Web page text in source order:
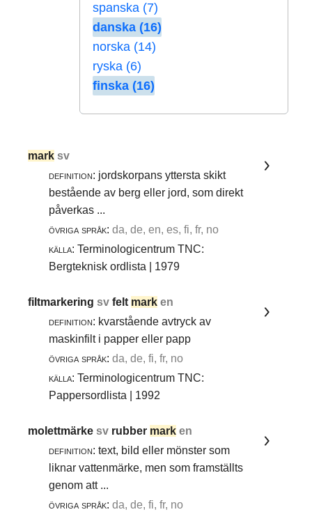
spanska (7)
danska (16)
norska (14)
ryska (6)
finska (16)
mark sv
definition: jordskorpans yttersta skikt
bestående av berg eller jord, som direkt
påverkas ...
övriga språk: da, de, en, es, fi, fr, no
källa: Terminologicentrum TNC:
Bergteknisk ordlista | 1979
filtmarkeringsvfelt mark en
definition: kvarstående avtryck av
maskinfilt i papper eller papp
övriga språk: da, de, fi, fr, no
källa: Terminologicentrum TNC:
Pappersordlista | 1992
molettmärkesv rubber mark en
definition: text, bild eller mönster som
liknar vattenmärke, men som framställts
genom att ...
övriga språk: da, de, fi, fr, no